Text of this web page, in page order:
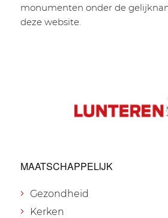
monumenten onder de
deze website.
MAATSCHAPPELIJK
Gezondheid
Kerken